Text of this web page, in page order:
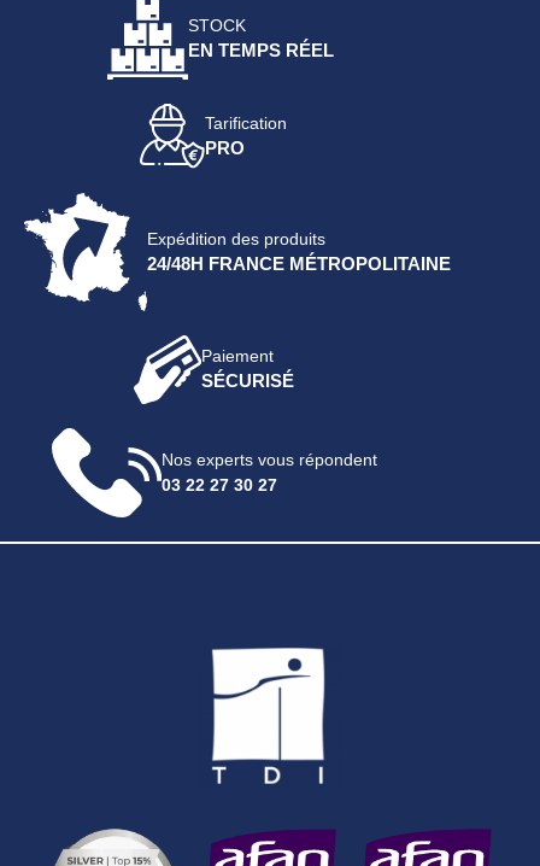
STOCK
EN TEMPS RÉEL
Tarification
PRO
Expédition des produits
24/48H FRANCE MÉTROPOLITAINE
Paiement
SÉCURISÉ
Nos experts vous répondent
03 22 27 30 27